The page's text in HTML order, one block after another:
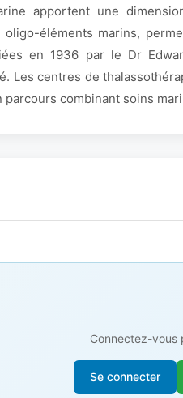
apportent une
éléments marins,
en 1936 par le Dr
Les centres de
combinant soins
Connectez-vous
Se connecter